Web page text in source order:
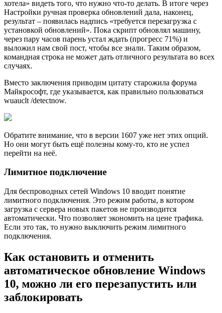
хотела» видеть того, что нужно что-то делать. В итоге через
Настройки ручная проверка обновлений дала, наконец,
результат – появилась надпись «требуется перезагрузка с
установкой обновлений». Пока скрипт обновлял машину,
через пару часов парень устал ждать (прогресс 71%) и
выложил нам свой пост, чтобы все знали. Таким образом,
командная строка не может дать отличного результата во всех
случаях.
Вместо заключения приводим цитату старожила форума
Майкрософт, где указывается, как правильно пользоваться
wuauclt /detectnow.
Обратите внимание, что в версии 1607 уже нет этих опций.
Но они могут быть ещё полезны кому-то, кто не успел
перейти на неё.
Лимитное подключение
Для беспроводных сетей Windows 10 вводит понятие
лимитного подключения. Это режим работы, в котором
загрузка с сервера новых пакетов не производится
автоматически. Что позволяет экономить на цене трафика.
Если это так, то нужно выключить режим лимитного
подключения.
Как остановить и отменить
автоматическое обновление Windows
10, можно ли его перезапустить или
заблокировать